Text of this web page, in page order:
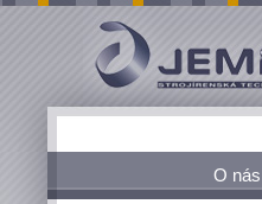
O nás